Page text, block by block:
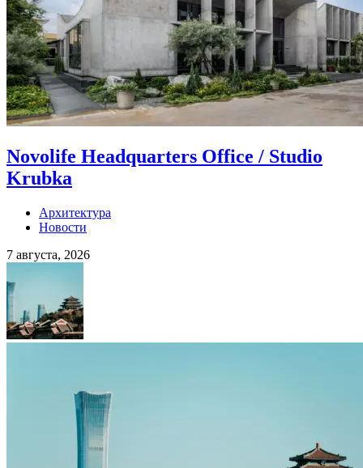
Novolife Headquarters Office / Studio
Krubka
Архитектура
Новости
7 августа, 2026